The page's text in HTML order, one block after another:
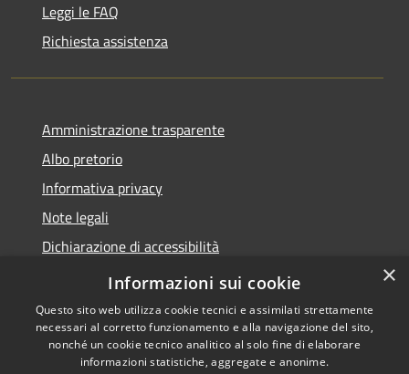
Leggi le FAQ
Richiesta assistenza
Amministrazione trasparente
Albo pretorio
Informativa privacy
Note legali
Dichiarazione di accessibilità
Piano di miglioramento del sito
Copyright © 2026 • Comune di
×
Informazioni sui cookie
Questo sito web utilizza cookie tecnici e assimilati strettamente
necessari al corretto funzionamento e alla navigazione del sito,
nonché un cookie tecnico analitico al solo fine di elaborare
informazioni statistiche, aggregate e anonime.